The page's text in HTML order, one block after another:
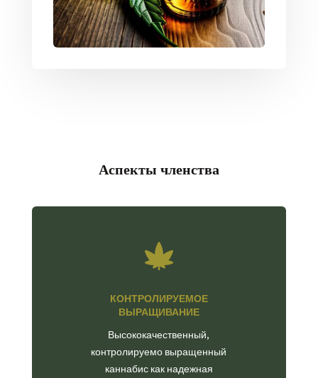
Аспекты членства

КОНТРОЛИРУЕМОЕ
ВЫРАЩИВАНИЕ
Высококачественный,
контролируемо выращенный
каннабис как надежная